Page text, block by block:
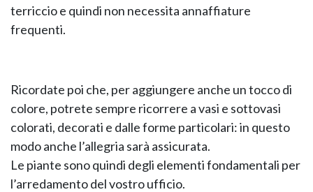
terriccio e quindi non necessita annaffiature
frequenti.
Ricordate poi che, per aggiungere anche un tocco di
colore, potrete sempre ricorrere a vasi e sottovasi
colorati, decorati e dalle forme particolari: in questo
modo anche l’allegria sarà assicurata.
Le piante sono quindi degli elementi fondamentali per
l’arredamento del vostro ufficio.